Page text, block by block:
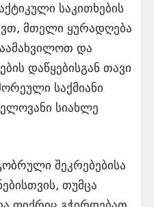
საკითხების
მთელი ყურადღება
და
დაწყებისგან თავი
საქმიანი
სიახლე
შეკრებებისა
თუმცა